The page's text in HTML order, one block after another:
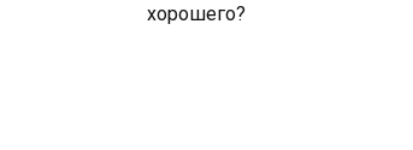
хорошего?